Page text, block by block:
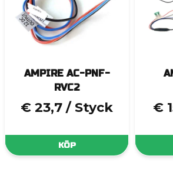
AMPIRE AC-PNF-
RVC2
€ 23,7 / Styck
KÖP
€